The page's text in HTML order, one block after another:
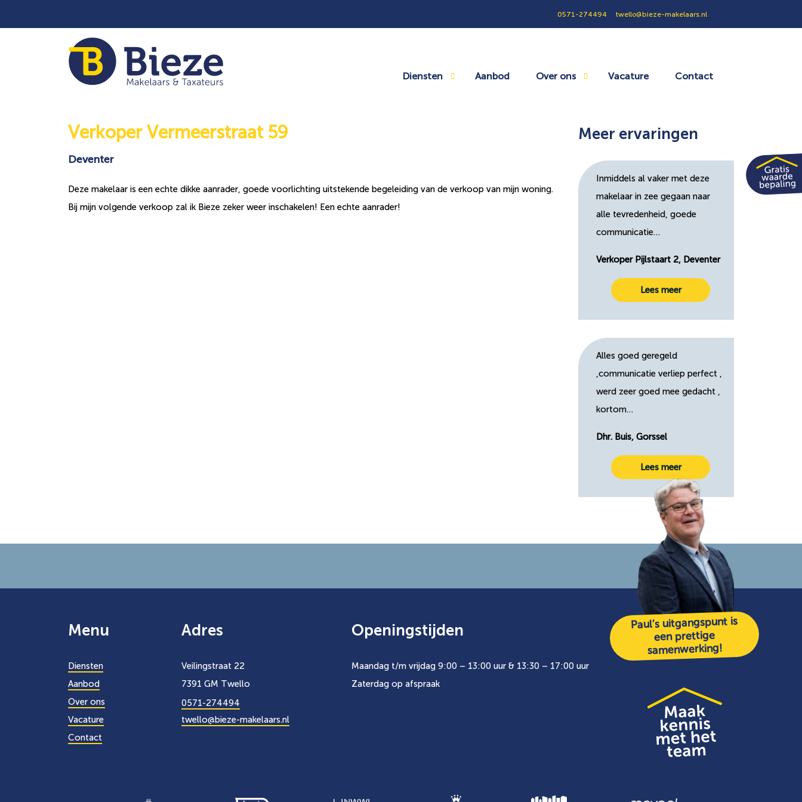
0571-274494 twello@bieze-makelaars.nl
Diensten Aanbod Over ons Vacature Contact
Verkoper Vermeerstraat 59
Deventer
Deze makelaar is een echte dikke aanrader, goede voorlichting uitstekende begeleiding van de verkoop van mijn woning.
Bij mijn volgende verkoop zal ik Bieze zeker weer inschakelen! Een echte aanrader!
Meer ervaringen
Inmiddels al vaker met deze
makelaar in zee gegaan naar
alle tevredenheid, goede
communicatie…
Verkoper Pijlstaart 2, Deventer
Lees meer
Alles goed geregeld
,communicatie verliep perfect ,
werd zeer goed mee gedacht ,
kortom…
Dhr. Buis, Gorssel
Lees meer
Menu
Diensten
Aanbod
Over ons
Vacature
Contact
Adres
Veilingstraat 22
7391 GM Twello
0571-274494
twello@bieze-makelaars.nl
Openingstijden
Maandag t/m vrijdag 9:00 – 13:00 uur & 13:30 – 17:00 uur
Zaterdag op afspraak
Paul’s uitgangspunt is
een prettige
samenwerking!